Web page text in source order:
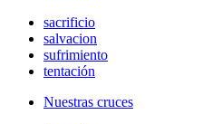
sacrificio
salvacion
sufrimiento
tentación
Nuestras cruces